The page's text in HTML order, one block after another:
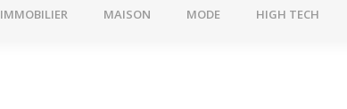
IMMOBILIER MAISON MODE HIGH TECH